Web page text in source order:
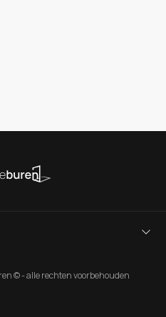
© - alle rechten voorbehouden